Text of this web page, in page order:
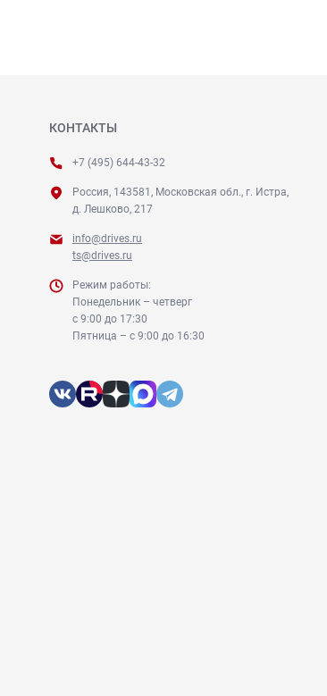
КОНТАКТЫ
+7 (495) 644-43-32
Россия, 143581, Московская обл., г. Истра,
д. Лешково, 217
info@drives.ru
ts@drives.ru
Режим работы:
Понедельник – четверг
с 9:00 до 17:30
Пятница – с 9:00 до 16:30